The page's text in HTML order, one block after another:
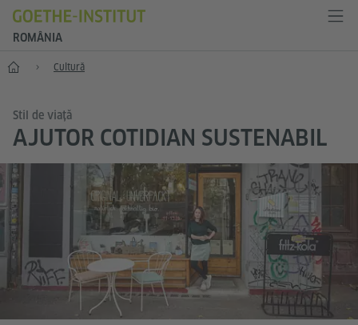
ROMÂNIA
Start Cultură
Stil de viață
AJUTOR COTIDIAN SUSTENABIL